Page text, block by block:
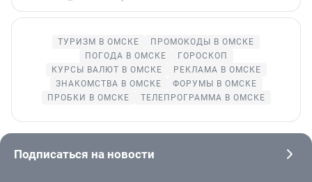
ТУРИЗМ В ОМСКЕ
ПРОМОКОДЫ В ОМСКЕ
ПОГОДА В ОМСКЕ
ГОРОСКОП
КУРСЫ ВАЛЮТ В ОМСКЕ
РЕКЛАМА В ОМСКЕ
ЗНАКОМСТВА В ОМСКЕ
ФОРУМЫ В ОМСКЕ
ПРОБКИ В ОМСКЕ
ТЕЛЕПРОГРАММА В ОМСКЕ
Подписаться на новости